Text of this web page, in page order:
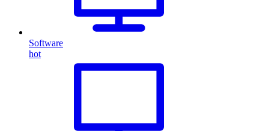
Software
hot